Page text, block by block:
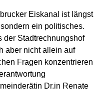
Eiskanal ist längst
ein politisches.
der Stadtrechnungshof
aber nicht allein auf
Fragen konzentrieren
Dr.in Renate